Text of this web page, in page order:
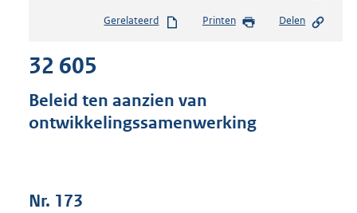
s
g
Gerelateerd Printen Delen
32 605
Beleid ten aanzien van
ontwikkelingssamenwerking
Nr. 173